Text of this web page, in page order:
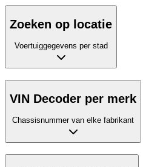
Zoeken op locatie
Voertuiggegevens per stad
VIN Decoder per merk
Chassisnummer van elke fabrikant